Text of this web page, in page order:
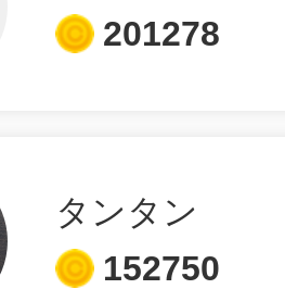
201278
タンタン
152750
八尾